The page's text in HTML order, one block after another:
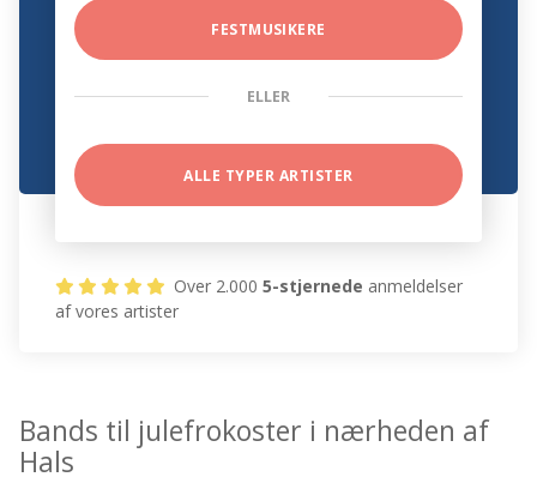
FESTMUSIKERE
ELLER
ALLE TYPER ARTISTER
Over 2.0005-stjernede anmeldelser
af vores artister
Bands til julefrokoster i nærheden af
Hals